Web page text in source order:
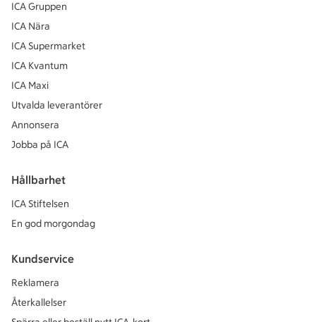
ICA Gruppen
ICA Nära
ICA Supermarket
ICA Kvantum
ICA Maxi
Utvalda leverantörer
Annonsera
Jobba på ICA
Hållbarhet
ICA Stiftelsen
En god morgondag
Kundservice
Reklamera
Återkallelser